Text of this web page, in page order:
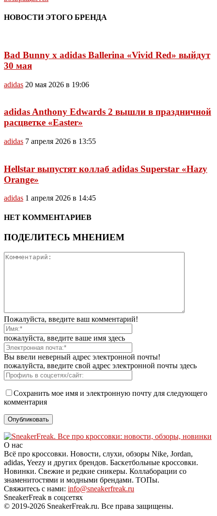
НОВОСТИ ЭТОГО БРЕНДА
Bad Bunny x adidas Ballerina «Vivid Red» выйдут
30 мая
adidas 20 мая 2026 в 19:06
adidas Anthony Edwards 2 вышли в праздничной
расцветке «Easter»
adidas 7 апреля 2026 в 13:55
Hellstar выпустят коллаб adidas Superstar «Hazy
Orange»
adidas 1 апреля 2026 в 14:45
НЕТ КОММЕНТАРИЕВ
ПОДЕЛИТЕСЬ МНЕНИЕМ
Пожалуйста, введите ваш комментарий!
пожалуйста, введите ваше имя здесь
Вы ввели неверный адрес электронной почты!
пожалуйста, введите свой адрес электронной почты здесь
Сохранить мое имя и электронную почту для следующего
комментария
О нас
Всё про кроссовки. Новости, слухи, обзоры Nike, Jordan,
adidas, Yeezy и других брендов. Баскетбольные кроссовки.
Новинки. Свежие и редкие сникеры. Коллаборации со
знаменитостями и модными брендами. ТОПы.
Свяжитесь с нами: info@sneakerfreak.ru
SneakerFreak в соцсетях
© 2019-2026 SneakerFreak.ru. Все права защищены.